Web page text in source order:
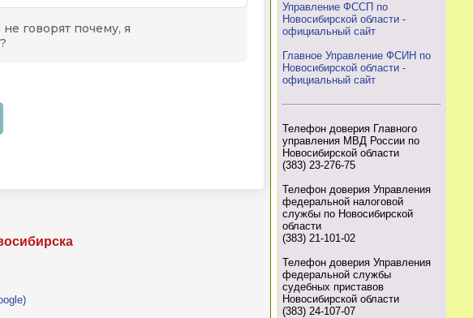
Управление ФССП по
Новосибирской области -
официальный сайт
Главное Управление ФСИН по
Новосибирской области -
официальный сайт
Телефон доверия Главного
управления МВД России по
Новосибирской области
(383) 23-276-75
Телефон доверия Управления
федеральной налоговой
службы по Новосибирской
области
(383) 21-101-02
Телефон доверия Управления
федеральной службы
судебных приставов
Новосибирской области
(383) 24-107-07